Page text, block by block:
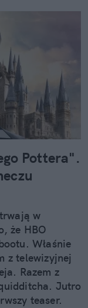
Pottera".
w
że HBO
Właśnie
z telewizyjnej
Razem z
Jutro
teaser.